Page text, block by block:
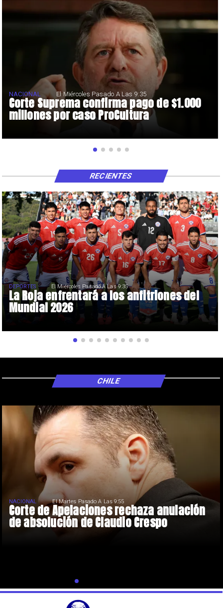
Corte Suprema confirma pago de $1.000
millones por caso ProCultura
NACIONAL El Miércoles Pasado A Las 9:35
La Roja enfrentará a los anfitriones del
Mundial 2026
DEPORTES El Miércoles Pasado A Las 9:35
RECIENTES
Corte de Apelaciones rechaza anulación
de absolución de Claudio Crespo
NACIONAL El Martes Pasado A Las 9:55
CHILE